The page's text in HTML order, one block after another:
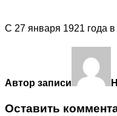
С 27 января 1921 года в
Автор записи
Оставить